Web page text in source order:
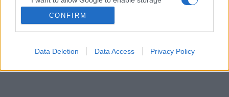
related to security, including authentication
functionality and fraud prevention, and other
user protection.
CONFIRM
Data Deletion Data Access Privacy Policy
György tér 2.